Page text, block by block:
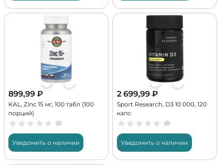
899,99 ₽
KAL, Zinc 15 мг, 100 табл (100
порций)
Уведомить о наличии
2 699,99 ₽
Sport Research, D3 10 000, 120
капс
Уведомить о наличии